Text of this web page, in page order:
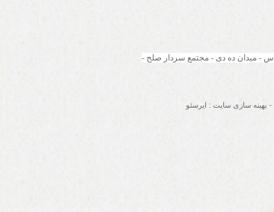
- بهینه سازی سایت : ایرسئو